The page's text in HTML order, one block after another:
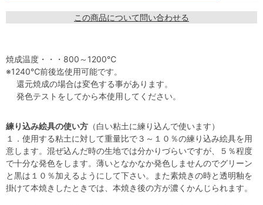
この商品について問い合わせる
焼成温度・・・800～1200℃
※1240℃前後迄使用可能です。
還元焼成の場合は変色する事があります。
発色テストをしてから本使用してください。
練り込み絵具の使い方 （白い粘土に練り込んで使います）
１．使用する粘土に対して重量比で３～１０％の練り込み絵具を用
意します。混ぜ込んだ時の生地では分かりづらいですが、５％程度
で十分な発色をします。薄いとなかなか発色しませんのでグリーン
と黒は１０％加えるようにして下さい。また素焼きの時と透明釉を
掛けて本焼きしたときでは、本焼き後の方が濃くかんじられます。